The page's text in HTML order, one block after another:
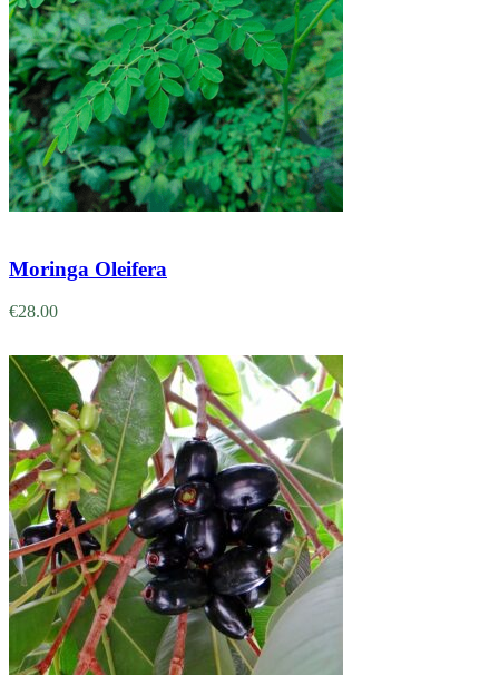
Moringa Oleifera
€28.00